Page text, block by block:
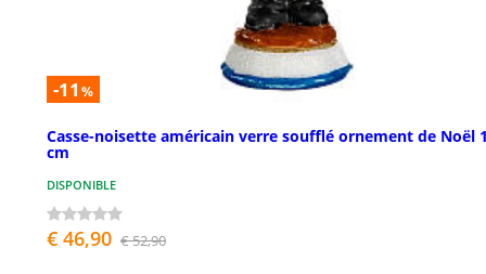
-11 %
Casse-noisette américain verre soufflé ornement de Noël
cm
DISPONIBLE
€ 46,90 € 52,90